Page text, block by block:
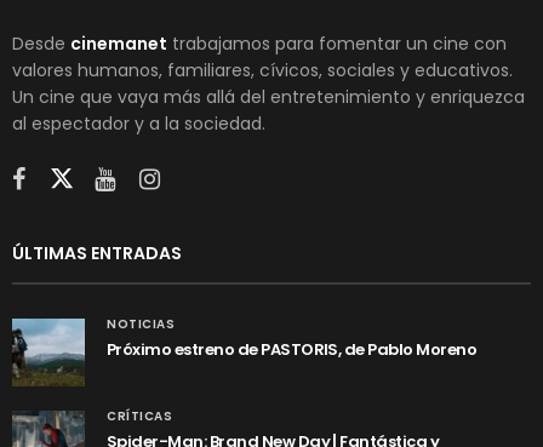
Desde cinemanet trabajamos para fomentar un cine con
valores humanos, familiares, cívicos, sociales y educativos.
Un cine que vaya más allá del entretenimiento y enriquezca
al espectador y a la sociedad.
ÚLTIMAS ENTRADAS
NOTICIAS
Próximo estreno de PASTORIS, de Pablo Moreno
CRÍTICAS
Spider-Man: Brand New Day | Fantástica y